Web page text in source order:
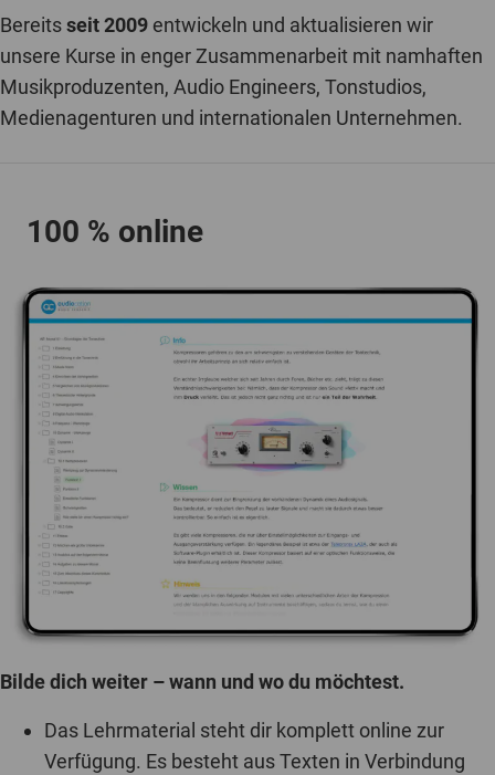
Bereitsseit 2009 entwickeln und aktualisieren wir
unsere Kurse in enger Zusammenarbeit mit namhaften
Musikproduzenten, Audio Engineers, Tonstudios,
Medienagenturen und internationalen Unternehmen.
100 % online
Bilde dich weiter – wann und wo du möchtest.
Das Lehrmaterial steht dir komplett online zur
Verfügung. Es besteht aus Texten in Verbindung